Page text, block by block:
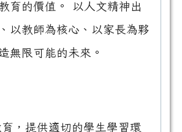
育的價值。 以人文精神出
以教師為核心、以家長為夥
無限可能的未來。
，提供適切的學生學習環